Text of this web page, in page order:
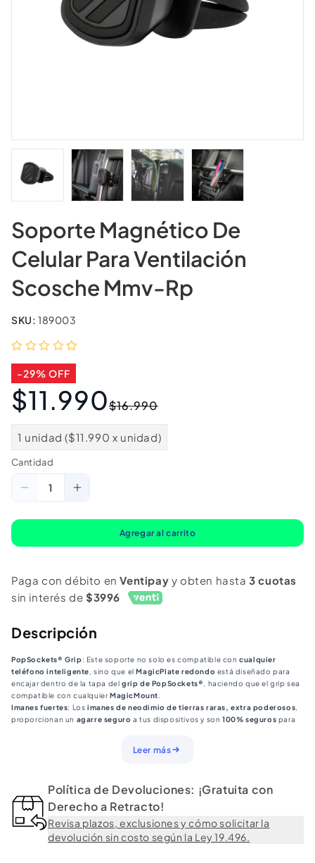
Soporte Magnético De
Celular Para Ventilación
Scosche Mmv-Rp
SKU: 189003
-29% OFF
$16.990
oferta
$11.990
1 unidad ($11.990 x unidad)
Cantidad
Cantidad
Reducir
cantidad
Magnético
De
Para
Scosche
Mmv-
Rp
Aumentar
cantidad
Magnético
De
Para
Scosche
Mmv-
Rp
Agregar al carrito
Paga con débito enVentipay y obten hasta3 cuotas
sin interés de $3996
Descripción
PopSockets® Grip: Este soporte no solo es compatible concualquier
teléfono inteligente , sino que elMagicPlate redondo está diseñado para
encajar dentro de la tapa delgrip de PopSockets®
, haciendo que el grip sea
compatible con cualquier MagicMount
Imanes fuertes: Losimanes de neodimio de tierras raras, extra poderosos
proporcionan un agarre seguro a tus dispositivos y son100% seguros para
2 adhesivos
1 MagicPlate grande
1 MagicPlate pequeño
1 película protectora
1 toallita limpiadora con alcohol
Leer más
Política de Devoluciones: ¡Gratuita con
Derecho a Retracto!
Revisa plazos, exclusiones y cómo solicitar la
devolución sin costo según la Ley 19.496.